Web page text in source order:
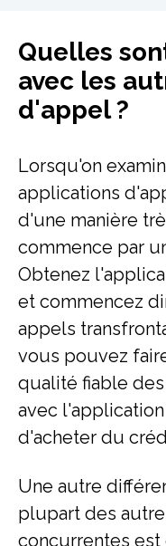
Quelles
avec les
d'appel ?
Lorsqu'on
applications
d'une manière
commence par
Obtenez
et commencez
appels
vous pouvez
qualité fiable
avec
d'acheter du
Une autre
plupart des
concurrentes est